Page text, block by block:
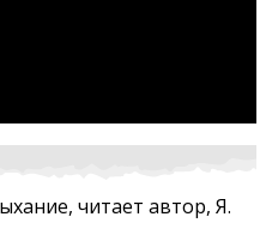
читает автор, Я.